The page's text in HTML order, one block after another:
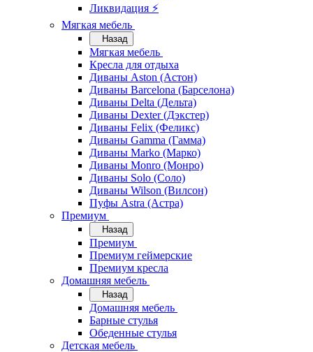
Ликвидация ⚡
Мягкая мебель
Назад
Мягкая мебель
Кресла для отдыха
Диваны Aston (Астон)
Диваны Barcelona (Барселона)
Диваны Delta (Дельта)
Диваны Dexter (Дэкстер)
Диваны Felix (Феликс)
Диваны Gamma (Гамма)
Диваны Marko (Марко)
Диваны Monro (Монро)
Диваны Solo (Соло)
Диваны Wilson (Вилсон)
Пуфы Astra (Астра)
Премиум
Назад
Премиум
Премиум геймерские
Премиум кресла
Домашняя мебель
Назад
Домашняя мебель
Барные стулья
Обеденные стулья
Детская мебель